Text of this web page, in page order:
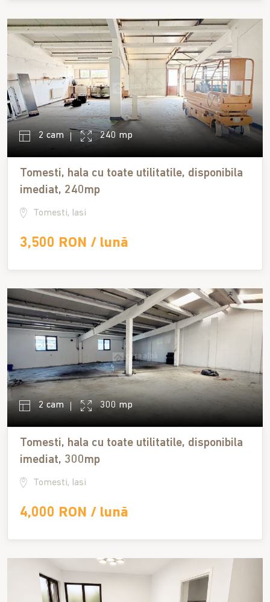
2 cam 240 mp
Tomesti, hala cu toate utilitatile, disponibila
imediat, 240mp
Tomesti, Iasi
3,500 RON / lună
2 cam 300 mp
Tomesti, hala cu toate utilitatile, disponibila
imediat, 300mp
Tomesti, Iasi
4,000 RON / lună